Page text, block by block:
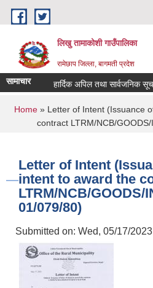
Skip to main content
लिखु तामाकोशी गाउँपालिका
रामेछाप जिल्ला, बागमती प्रदेश
सामाचार हार्दिक अपिल तथा सार्वजनिक सूचना
You are here
Home» Letter of Intent (Issuance
contract LTRM/NCB/
Letter of Intent
intent to award the
LTRM/NCB/GOODS/
01/079/80)
Submitted on: Wed, 05/17/